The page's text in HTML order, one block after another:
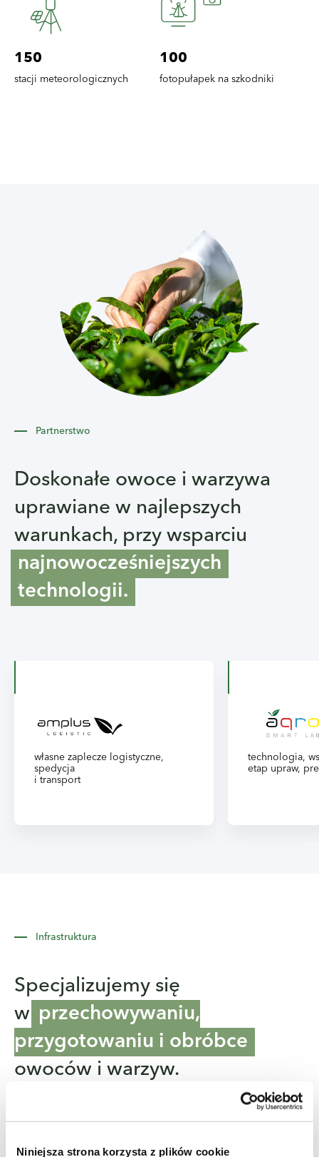
Niniejsza strona korzysta z plików cookie
150
stacji meteorologicznych
100
fotopułapek na szkodniki
Partnerstwo
Doskonałe owoce i warzywa
uprawiane w najlepszych
warunkach, przy wsparciu
najnowocześniejszych
technologii.
własne zaplecze logistyczne,
spedycja
i transport
technologia,
etap upraw,
Infrastruktura
Specjalizujemy się
w przechowywaniu,
przygotowaniu i obróbce
owoców i warzyw.